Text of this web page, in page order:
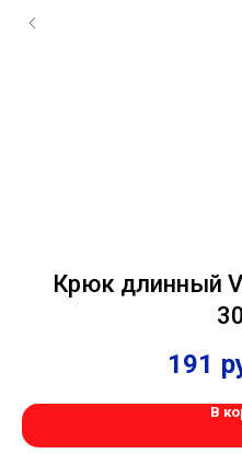
Крюк длинный
191
В